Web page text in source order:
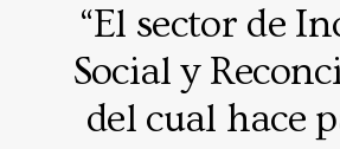
“El sector de
Social y
del cual hace